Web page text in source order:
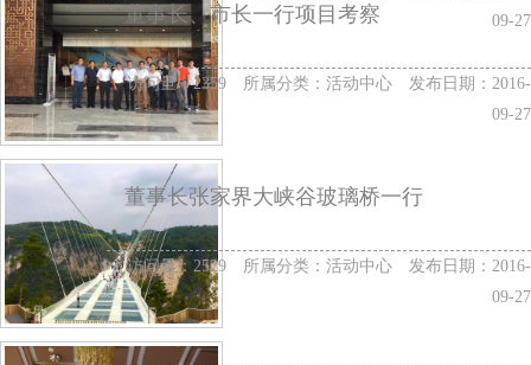
09-27
董事长、市长一行项目考察
访问量：2359 所属分类： 活动中心 发布日期：2016-
09-27
董事长张家界大峡谷玻璃桥一行
访问量：2529 所属分类： 活动中心 发布日期：2016-
09-27